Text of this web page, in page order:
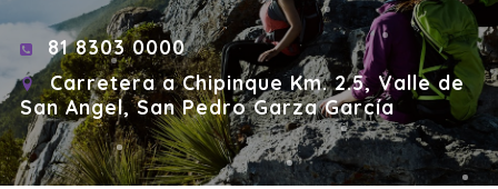
81 8303 0000
Carretera a Chipinque Km. 2.5, Valle de
San Angel, San Pedro Garza García